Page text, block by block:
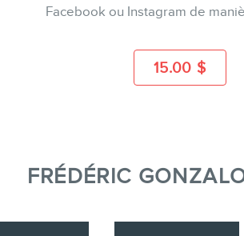
PLUS D'INFO
Facebook ou Instagram de
15.00 $
FRÉDÉRIC